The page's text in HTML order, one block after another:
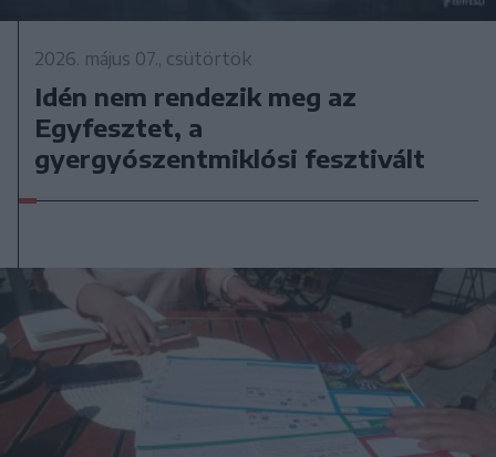
2026. május 07., csütörtök
Idén nem rendezik meg az
Egyfesztet, a
gyergyószentmiklósi fesztivált